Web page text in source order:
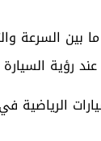
بين السرعة
رؤية
الرياضية في عام